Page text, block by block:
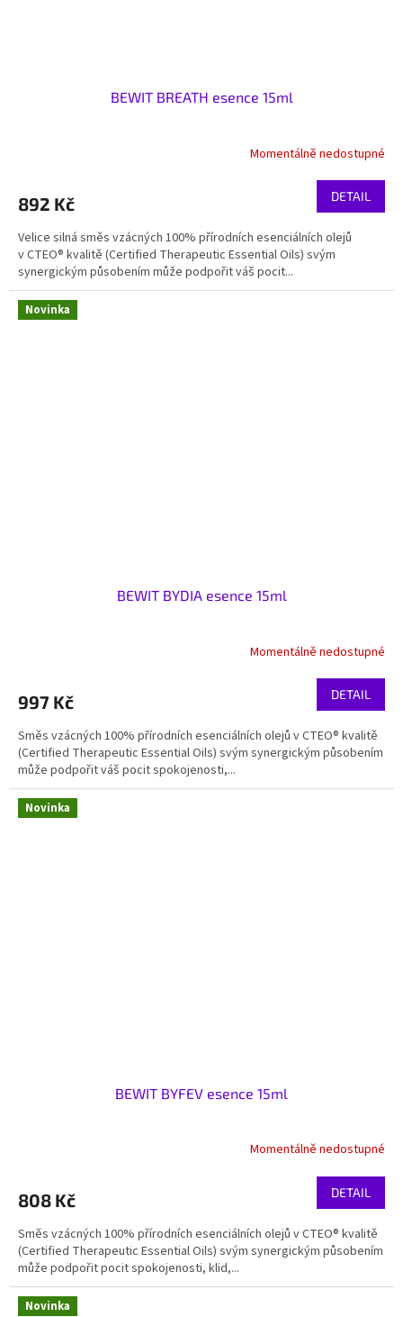
BEWIT BREATH esence 15ml
Momentálně nedostupné
892 Kč DETAIL
Velice silná směs vzácných 100% přírodních esenciálních olejů
v CTEO® kvalitě (Certified Therapeutic Essential Oils) svým
synergickým působením může podpořit váš pocit...
Novinka
BEWIT BYDIA esence 15ml
Momentálně nedostupné
997 Kč DETAIL
Směs vzácných 100% přírodních esenciálních olejů v CTEO® kvalitě
(Certified Therapeutic Essential Oils) svým synergickým působením
může podpořit váš pocit spokojenosti,...
Novinka
BEWIT BYFEV esence 15ml
Momentálně nedostupné
808 Kč DETAIL
Směs vzácných 100% přírodních esenciálních olejů v CTEO® kvalitě
(Certified Therapeutic Essential Oils) svým synergickým působením
může podpořit pocit spokojenosti, klid,...
Novinka